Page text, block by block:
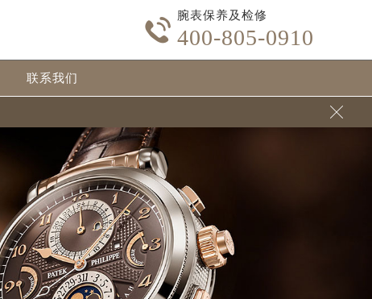

腕表保养及检修
400-805-0910
联系我们
